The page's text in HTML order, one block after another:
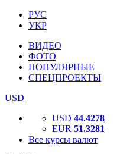
РУС
УКР
ВИДЕО
ФОТО
ПОПУЛЯРНЫЕ
СПЕЦПРОЕКТЫ
USD
USD 44.4278
EUR 51.3281
Все курсы валют